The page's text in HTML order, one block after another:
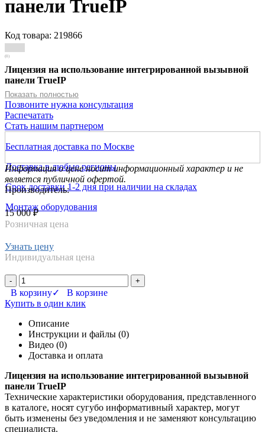
панели TrueIP
Код товара: 219866
(0)
Лицензия на использование интегрированной вызывной
панели TrueIP
Показать полностью
Позвоните нужна консультация
Распечатать
Стать нашим партнером
Бесплатная доставка по Москве
Доставка в любые регионы
Срок доставки 1-2 дня при наличии на складах
Монтаж оборудования
Информация о цене носит информационный характер и не
является публичной офертой.
Производитель:
15 000 ₽
Розничная цена
Узнать цену
Индивидуальная цена
- +
В корзину✓ В корзине
Купить в один клик
Описание
Инструкции и файлы (0)
Видео (0)
Доставка и оплата
Лицензия на использование интегрированной вызывной
панели TrueIP
Технические характеристики оборудования, представленного
в каталоге, носят сугубо информативный характер, могут
быть изменены без уведомления и не заменяют консультацию
специалиста.